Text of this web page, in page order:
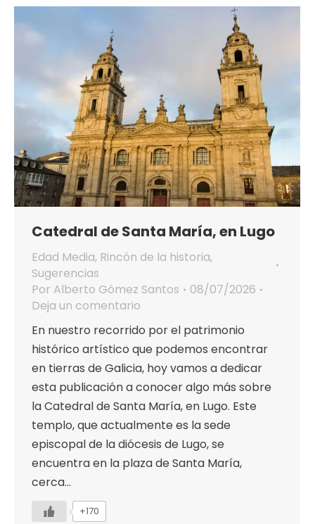
Catedral de Santa María, en Lugo
Edad Media, Rincón de la historia,
Sugerencias
Por Alberto Gómez Santos
08/07/2026
Deja un comentario
En nuestro recorrido por el patrimonio
histórico artístico que podemos encontrar
en tierras de Galicia, hoy vamos a dedicar
esta publicación a conocer algo más sobre
la Catedral de Santa María, en Lugo. Este
templo, que actualmente es la sede
episcopal de la diócesis de Lugo, se
encuentra en la plaza de Santa María,
cerca…
+170